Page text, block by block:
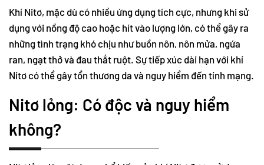
Khí Nitơ, mặc dù có nhiều ứng dụng tích cực, nhưng khi sử
dụng với nồng độ cao hoặc hít vào lượng lớn, có thể gây ra
những tình trạng khó chịu như buồn nôn, nôn mửa, ngứa
ran, ngạt thở và đau thắt ruột. Sự tiếp xúc dài hạn với khí
Nitơ có thể gây tổn thương da và nguy hiểm đến tính mạng.
Nitơ lỏng: Có độc và nguy hiểm
không?